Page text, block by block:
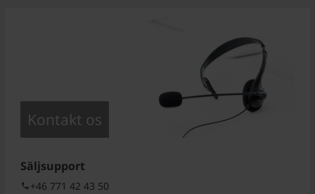
Kontakt os
Säljsupport
+46 771 42 43 50